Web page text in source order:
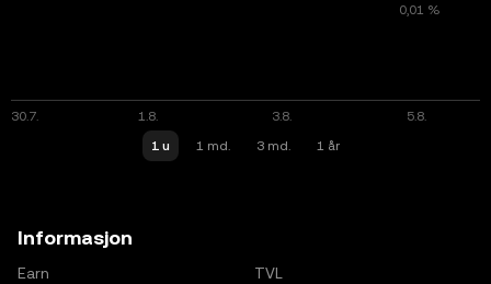
1 u 1 md. 3 md. 1 år
Informasjon
Earn TVL